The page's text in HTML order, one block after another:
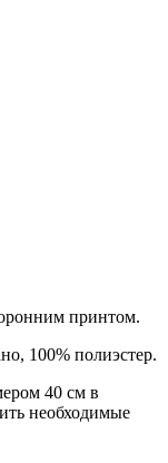
принтом.
100% полиэстер.
40 см в
необходимые